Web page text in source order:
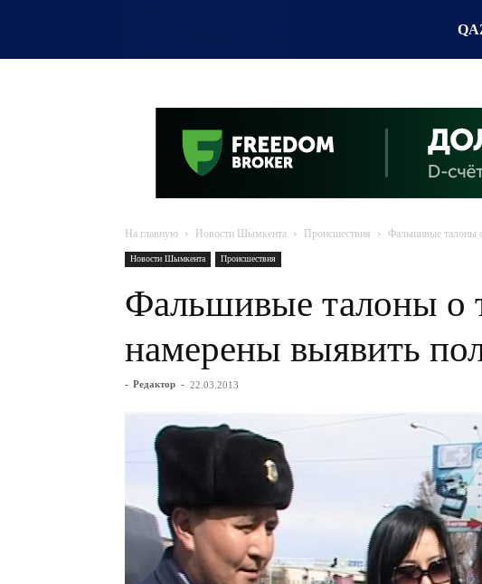
На главную Новости Шымкента Происшествия Фальшивые талоны
Новости Шымкента Происшествия
Фальшивые талоны о
намерены выявить
- Редактор - 22.03.2013